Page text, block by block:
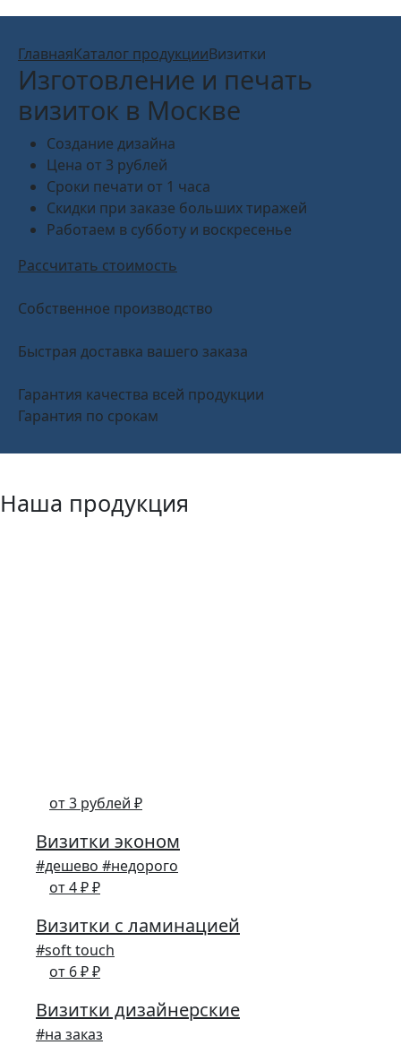
ГлавнаяКаталог продукцииВизитки
Изготовление и печать
визиток в Москве
Создание дизайна
Цена от 3 рублей
Сроки печати от 1 часа
Скидки при заказе больших тиражей
Работаем в субботу и воскресенье
Рассчитать стоимость
Собственное производство
Быстрая доставка вашего заказа
Гарантия качества всей продукции
Гарантия по срокам
Наша продукция
от 3 рублей ₽
Визитки эконом
#дешево #недорого
от 4 ₽ ₽
Визитки с ламинацией
#soft touch
от 6 ₽ ₽
Визитки дизайнерские
#на заказ